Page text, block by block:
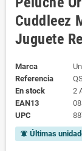
Cuddleez
Juguete
Marca
Referencia
En stock
2
EAN13
UPC
notifications_active Últimas